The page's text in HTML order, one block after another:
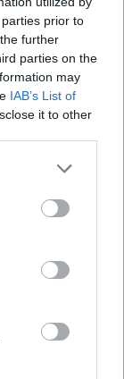
prior to
further
parties on the
may
IAB’s List of
it to other